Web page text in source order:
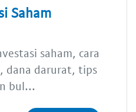
Saham
saham, cara
dana darurat, tips
bul...